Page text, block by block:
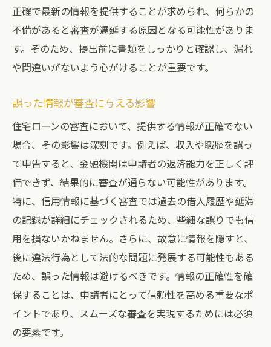
収入の安定性が与える審査への影響
借入状況の把握とその改善策
金融機関が重視する収入の指標
借入金利と返済負担率の関係性
金融機関が住宅ローン審査で見る個人情報のポ
イント
金融機関が重視する個人情報の項目
住宅ローン審査のための自己分析方法
個人情報の不備が審査に与える影響
金融機関が求める情報の最新傾向
正確な個人情報提出の重要性
金融機関が実施する個人情報のセキュリテ
ィ対策
信用情報を把握し住宅ローン審査を有利に進め
る方法
正確で最新の情報を提供することが求められ、何らかの
不備があると審査が遅延する原因となる可能性がありま
す。そのため、提出前に書類をしっかりと確認し、漏れ
や間違いがないよう心がけることが重要です。
誤った情報が審査に与える影響
住宅ローンの審査において、提供する情報が正確でない
場合、その影響は深刻です。例えば、収入や職歴を誤っ
て申告すると、金融機関は申請者の返済能力を正しく評
価できず、結果的に審査が通らない可能性があります。
特に、信用情報に基づく審査では過去の借入履歴や延滞
の記録が詳細にチェックされるため、些細な誤りでも信
用を損ないかねません。さらに、故意に情報を隠すと、
後に違法行為として法的な問題に発展する可能性もある
ため、誤った情報は避けるべきです。情報の正確性を確
保することは、申請者にとって信頼性を高める重要なポ
イントであり、スムーズな審査を実現するためには必須
の要素です。